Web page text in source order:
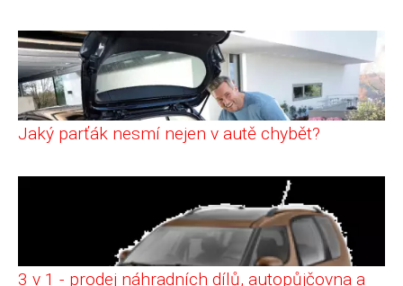
Jaký parťák nesmí nejen v autě chybět?
3 v 1 - prodej náhradních dílů, autopůjčovna a